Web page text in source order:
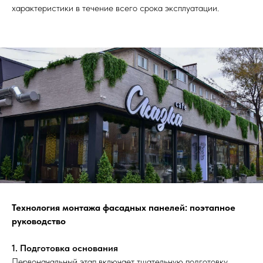
характеристики в течение всего срока эксплуатации.
Технология монтажа фасадных панелей: поэтапное
руководство
1. Подготовка основания